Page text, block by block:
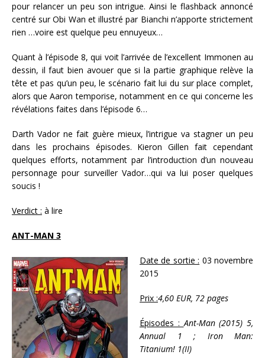
pour relancer un peu son intrigue. Ainsi le flashback annoncé
centré sur Obi Wan et illustré par Bianchi n’apporte strictement
rien …voire est quelque peu ennuyeux…
Quant à l’épisode 8, qui voit l’arrivée de l’excellent Immonen au
dessin, il faut bien avouer que si la partie graphique relève la
tête et pas qu’un peu, le scénario fait lui du sur place complet,
alors que Aaron temporise, notamment en ce qui concerne les
révélations faites dans l’épisode 6…
Darth Vador ne fait guère mieux, l’intrigue va stagner un peu
dans les prochains épisodes. Kieron Gillen fait cependant
quelques efforts, notamment par l’introduction d’un nouveau
personnage pour surveiller Vador…qui va lui poser quelques
soucis !
Verdict : à lire
ANT-MAN 3
Date de sortie : 03 novembre
2015
Prix :4,60 EUR, 72 pages
Épisodes :Ant-Man (2015) 5,
Annual 1 ; Iron Man:
Titanium! 1(II)